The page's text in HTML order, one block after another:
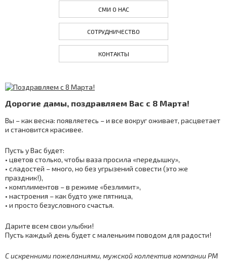
СМИ О НАС
СОТРУДНИЧЕСТВО
КОНТАКТЫ
Дорогие дамы, поздравляем Вас с 8 Марта!
Вы – как весна: появляетесь – и все вокруг оживает, расцветает
и становится красивее.
Пусть у Вас будет:
• цветов столько, чтобы ваза просила «передышку»,
• сладостей – много, но без угрызений совести (это же
праздник!),
• комплиментов – в режиме «безлимит»,
• настроения – как будто уже пятница,
• и просто безусловного счастья.
Дарите всем свои улыбки!
Пусть каждый день будет с маленьким поводом для радости!
С искренними пожеланиями, мужской коллектив компании РМ